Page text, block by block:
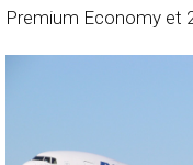
Premium Economy et